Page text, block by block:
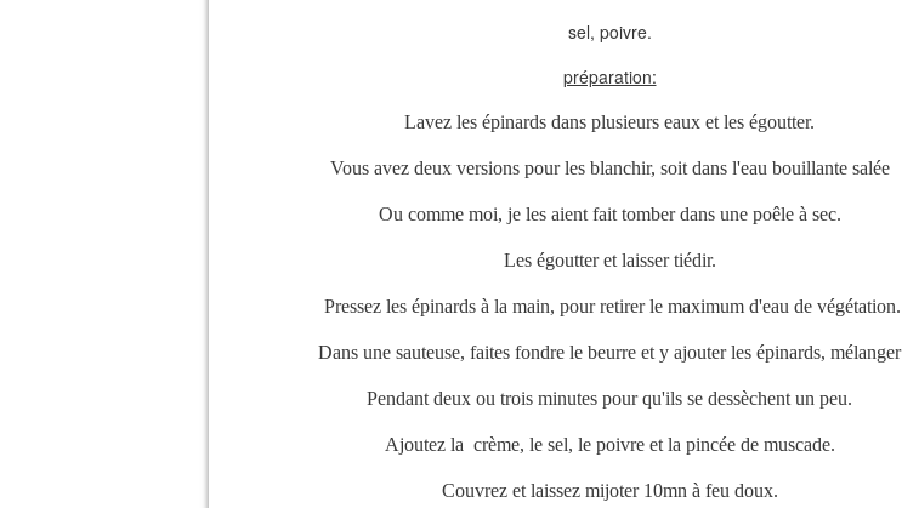
sel, poivre.
préparation:
Lavez les épinards dans plusieurs eaux et les égoutter.
Vous avez deux versions pour les blanchir, soit dans l'eau bouillante salée
Ou comme moi, je les aient fait tomber dans une poêle à sec.
Les égoutter et laisser tiédir.
Pressez les épinards à la main, pour retirer le maximum d'eau de végétation.
Dans une sauteuse, faites fondre le beurre et y ajouter les épinards, mélanger
Pendant deux ou trois minutes pour qu'ils se dessèchent un peu.
Ajoutez la crème, le sel, le poivre et la pincée de muscade.
Couvrez et laissez mijoter 10mn à feu doux.